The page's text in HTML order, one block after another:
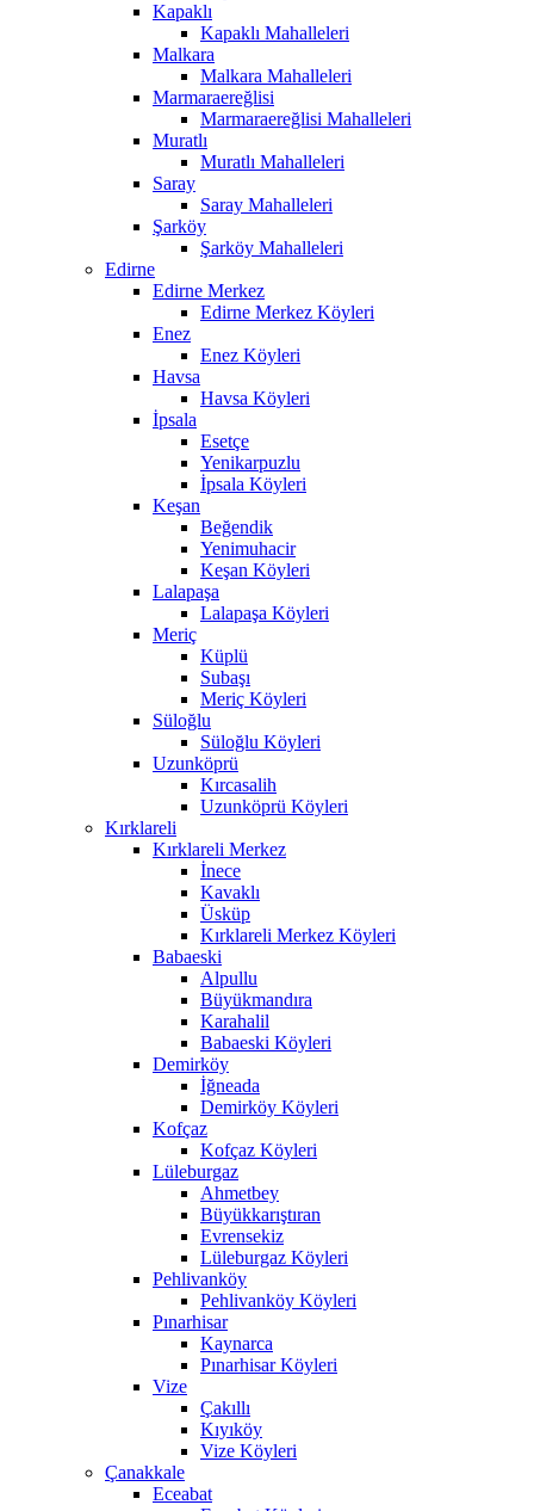
Kapaklı
Kapaklı Mahalleleri
Malkara
Malkara Mahalleleri
Marmaraereğlisi
Marmaraereğlisi Mahalleleri
Muratlı
Muratlı Mahalleleri
Saray
Saray Mahalleleri
Şarköy
Şarköy Mahalleleri
Edirne
Edirne Merkez
Edirne Merkez Köyleri
Enez
Enez Köyleri
Havsa
Havsa Köyleri
İpsala
Esetçe
Yenikarpuzlu
İpsala Köyleri
Keşan
Beğendik
Yenimuhacir
Keşan Köyleri
Lalapaşa
Lalapaşa Köyleri
Meriç
Küplü
Subaşı
Meriç Köyleri
Süloğlu
Süloğlu Köyleri
Uzunköprü
Kırcasalih
Uzunköprü Köyleri
Kırklareli
Kırklareli Merkez
İnece
Kavaklı
Üsküp
Kırklareli Merkez Köyleri
Babaeski
Alpullu
Büyükmandıra
Karahalil
Babaeski Köyleri
Demirköy
İğneada
Demirköy Köyleri
Kofçaz
Kofçaz Köyleri
Lüleburgaz
Ahmetbey
Büyükkarıştıran
Evrensekiz
Lüleburgaz Köyleri
Pehlivanköy
Pehlivanköy Köyleri
Pınarhisar
Kaynarca
Pınarhisar Köyleri
Vize
Çakıllı
Kıyıköy
Vize Köyleri
Çanakkale
Eceabat